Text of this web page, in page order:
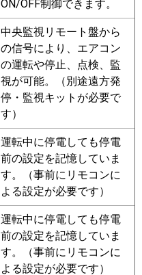
ON/OFF制御できます。
中央監視リモート盤から
の信号により、エアコン
の運転や停止、点検、監
視が可能。（別途遠方発
停・監視キットが必要で
す）
運転中に停電しても停電
前の設定を記憶していま
す。（事前にリモコンに
よる設定が必要です）
運転中に停電しても停電
前の設定を記憶していま
す。（事前にリモコンに
よる設定が必要です）